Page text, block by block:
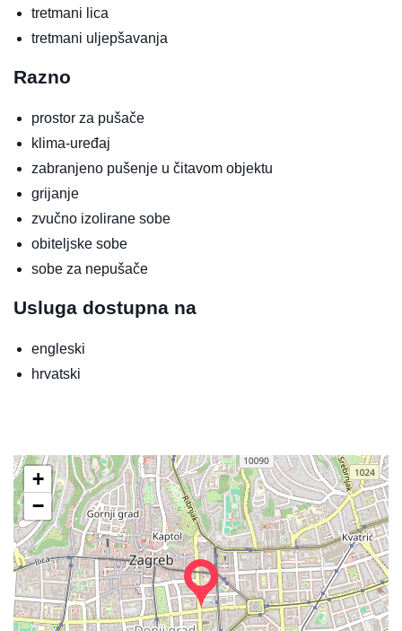
tretmani lica
tretmani uljepšavanja
Razno
prostor za pušače
klima-uređaj
zabranjeno pušenje u čitavom objektu
grijanje
zvučno izolirane sobe
obiteljske sobe
sobe za nepušače
Usluga dostupna na
engleski
hrvatski
+
−